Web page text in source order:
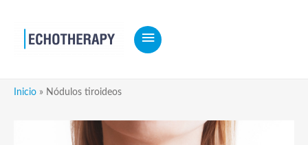
MENÚ
Inicio Nódulos tiroideos